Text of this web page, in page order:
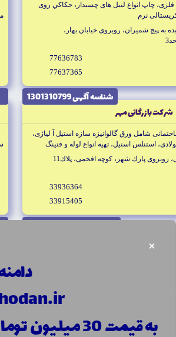
×
به قیمت 30 میلیون تومان به فروش می رسد!
فلزى، چاپ انواع ليبل هاى چسبدار، حكاكي روى
نرم
به پيچ شميران، روبروى خيابان بهار،
77636783
77637365
شناسه آگهى 1301310799
شركت بازرگانى مهر
شامل ورق گالوانيزه سازه استيل آ لياژى،
استنلس استيل، تهيه انواع لوله و فتينگ
روبروى پارك شهر، كوچه افخمى، پلاك11
33936364
33915405
ذوب فلزات محسنى
ريخته گرى، وارد كننده بوته هاى گرافيت و سيليكون
خيابان وفامنش، ساختمان ارگ تجارت، طبقه
info@zfm-co.com
22983418